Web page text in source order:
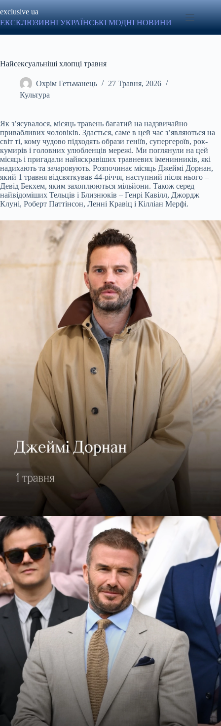
до
вмісту
exclusive ua
ЕКСКЛЮЗИВНІ УКРАЇНСЬКІ МОДНІ НОВИНИ
Найсексуальніші хлопці травня
Охрім Гетьманець
27 Травня, 2026
Культура
Як з’ясувалося, місяць травень багатий на надзвичайно
привабливих чоловіків. Здається, саме в цей час з’являються на
світ ті, кому чудово підходять образи геніїв, супергероїв, рок-
кумирів і головних улюбленців мережі. Ми поглянули на цей
місяць і пригадали найяскравіших травневих іменинників, які
надихають та зачаровують. Розпочинає місяць Джеймі Дорнан,
який 1 травня відсвяткував 44-річчя, наступний після нього –
Девід Бекхем, яким захоплюються мільйони. Також серед
найвідоміших Тельців і Близнюків – Генрі Кавілл, Джордж
Клуні, Роберт Паттінсон, Ленні Кравіц і Кілліан Мерфі.